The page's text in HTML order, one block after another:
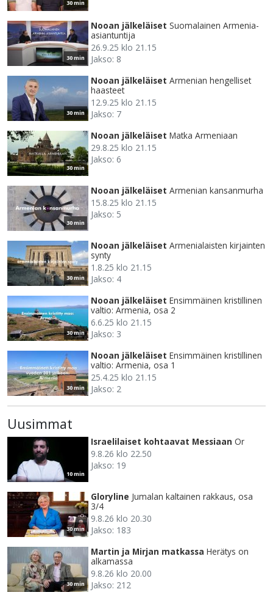
30 min
30 min
Nooan jälkeläiset Suomalainen Armenia-
asiantuntija
26.9.25 klo 21.15
Jakso: 8
30 min
Nooan jälkeläiset Armenian hengelliset
haasteet
12.9.25 klo 21.15
Jakso: 7
30 min
Nooan jälkeläiset Matka Armeniaan
29.8.25 klo 21.15
Jakso: 6
30 min
Nooan jälkeläiset Armenian kansanmurha
15.8.25 klo 21.15
Jakso: 5
30 min
Nooan jälkeläiset Armenialaisten kirjainten
synty
1.8.25 klo 21.15
Jakso: 4
30 min
Nooan jälkeläiset Ensimmäinen kristillinen
valtio: Armenia, osa 2
6.6.25 klo 21.15
Jakso: 3
30 min
Nooan jälkeläiset Ensimmäinen kristillinen
valtio: Armenia, osa 1
25.4.25 klo 21.15
Jakso: 2
Uusimmat
10 min
Israelilaiset kohtaavat Messiaan Or
9.8.26 klo 22.50
Jakso: 19
30 min
Gloryline Jumalan kaltainen rakkaus, osa
3/4
9.8.26 klo 20.30
Jakso: 183
30 min
Martin ja Mirjan matkassa Herätys on
alkamassa
9.8.26 klo 20.00
Jakso: 212